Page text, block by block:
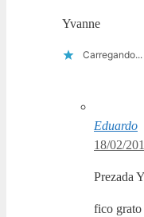
Yvanne
Carregando...
Eduardo
18/02/
Prezada
fico grato